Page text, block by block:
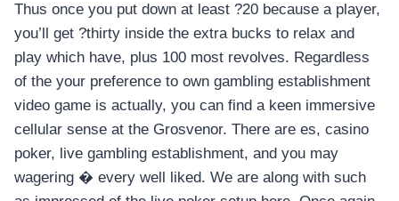
Thus once you put down at least ?20 because a player,
you’ll get ?thirty inside the extra bucks to relax and
play which have, plus 100 most revolves. Regardless
of the your preference to own gambling establishment
video game is actually, you can find a keen immersive
cellular sense at the Grosvenor. There are es, casino
poker, live gambling establishment, and you may
wagering � every well liked. We are along with such